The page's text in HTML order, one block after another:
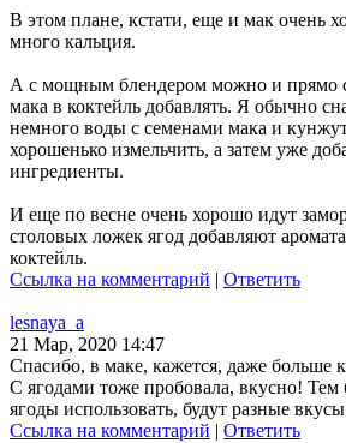
В этом плане, кстати, еще и мак очень
много кальция.
А с мощным блендером можно и прямо
мака в коктейль добавлять. Я обычно
немного воды с семенами мака и
хорошенько измельчить, а затем уже
ингредиенты.
И еще по весне очень хорошо идут
столовых ложек ягод добавляют
коктейль.
Ссылка на комментарий | Ответить
lesnaya_a
21 Мар, 2020 14:47
Спасибо, в маке, кажется, даже больше
С ягодами тоже пробовала, вкусно!
ягоды использовать, будут разные
Ссылка на комментарий | Ответить